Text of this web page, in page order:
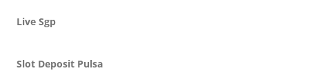
Live Sgp
Slot Deposit Pulsa